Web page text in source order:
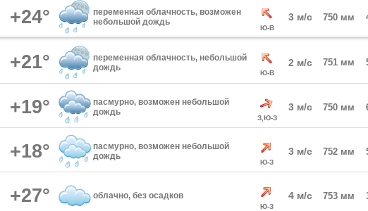
+24°
переменная облачность, возможен
небольшой дождь
Ю-В
3 м/с 750 мм
+21°
переменная облачность, небольшой
дождь
Ю-В
2 м/с 751 мм
+19°
пасмурно, возможен небольшой
дождь
З,Ю-З
3 м/с 750 мм
+18°
пасмурно, возможен небольшой
дождь
Ю-З
3 м/с 752 мм
+27° облачно, без осадков
Ю-З
4 м/с 753 мм